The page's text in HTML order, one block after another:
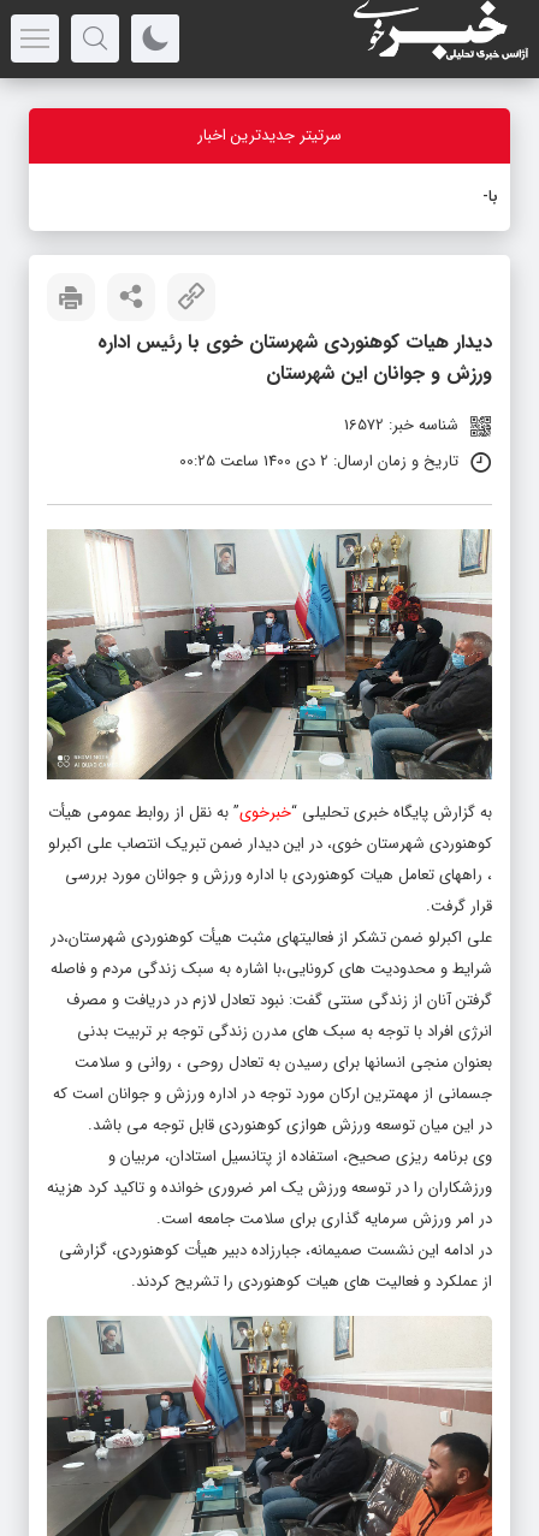
سرتیتر جدیدترین اخبار
بازدید اس
دیدار هیات کوهنوردی شهرستان خوی با رئیس اداره
ورزش و جوانان این شهرستان
شناسه خبر: 16572
تاریخ و زمان ارسال: 2 دی 1400 ساعت 00:25
به گزارش پایگاه خبری تحلیلی “خبرخوی” به نقل از روابط‌ عمومی هیأت
کوهنوردی شهرستان خوی، در این دیدار ضمن تبریک انتصاب علی اکبرلو
، راههای تعامل هیات کوهنوردی با اداره ورزش و جوانان مورد بررسی
قرار گرفت.
علی اکبرلو ضمن تشکر از فعالیتهای مثبت هیأت کوهنوردی شهرستان،در
شرایط و محدودیت های کرونایی،با اشاره به سبک زندگی مردم و فاصله
گرفتن آنان از زندگی سنتی گفت: نبود تعادل لازم در دریافت و مصرف
انرژی افراد با توجه به سبک های مدرن زندگی توجه بر تربیت بدنی
بعنوان منجی انسانها برای رسیدن به تعادل روحی ، روانی و سلامت
جسمانی از مهمترین ارکان مورد توجه در اداره ورزش و جوانان است که
در این میان توسعه ورزش هوازی کوهنوردی قابل توجه می باشد.
وی برنامه ریزی صحیح، استفاده از پتانسیل استادان، مربیان و
ورزشکاران را در توسعه ورزش یک امر ضروری خوانده و تاکید کرد هزینه
در امر ورزش سرمایه گذاری برای سلامت جامعه است.
در ادامه این نشست صمیمانه، جبارزاده دبیر هیأت کوهنوردی، گزارشی
از عملکرد و فعالیت های هیات کوهنوردی را تشریح کردند.